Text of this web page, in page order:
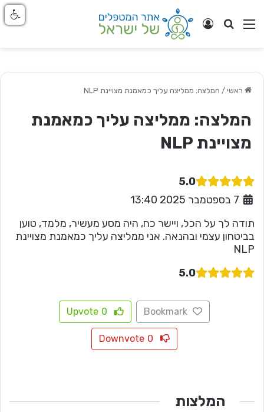
ניווט באתר
חפש התחבר
ראשי / המלצה: ממליצה עליך כמאמנת מצויינת NLP
המלצה: ממליצה עליך כמאמנת
מצויינת NLP
5.0
7 בספטמבר 2025 13:40
תודה לך על הכל, ויישר כח, היה מסע מעשיר, מלמד, טוען
בביטחון עצמי ובהנאה. אני ממליצה עליך כמאמנת מצויינת
NLP
5.0
Bookmark
Upvote 0
Downvote 0
המלצות